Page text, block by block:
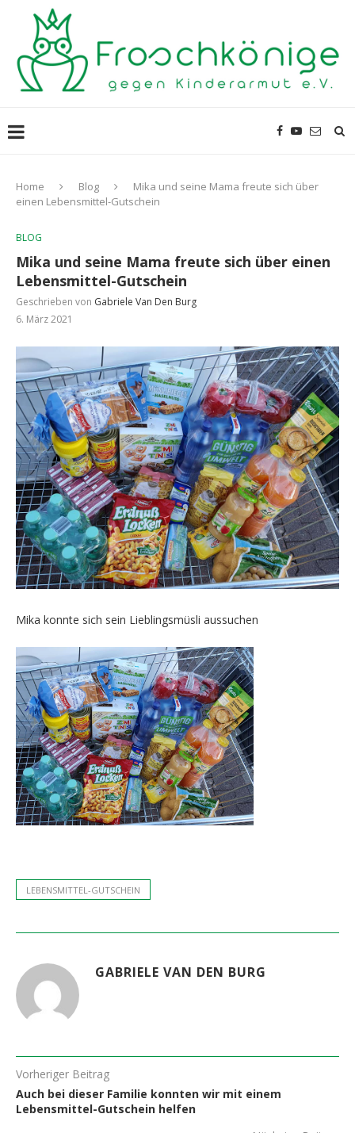
Home Blog
Mika und seine Mama freute sich über
einen Lebensmittel-Gutschein
BLOG
Mika und seine Mama freute sich über einen
Lebensmittel-Gutschein
Geschrieben von Gabriele Van Den Burg
6. März 2021
Mika konnte sich sein Lieblingsmüsli aussuchen
LEBENSMITTEL-GUTSCHEIN
GABRIELE VAN DEN BURG
Vorheriger Beitrag
Auch bei dieser Familie konnten wir mit einem
Lebensmittel-Gutschein helfen